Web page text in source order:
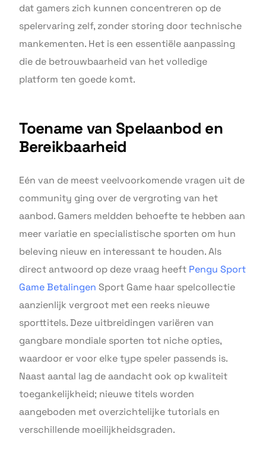
dat gamers zich kunnen concentreren op de
spelervaring zelf, zonder storing door technische
mankementen. Het is een essentiële aanpassing
die de betrouwbaarheid van het volledige
platform ten goede komt.
Toename van Spelaanbod en
Bereikbaarheid
Eén van de meest veelvoorkomende vragen uit de
community ging over de vergroting van het
aanbod. Gamers meldden behoefte te hebben aan
meer variatie en specialistische sporten om hun
beleving nieuw en interessant te houden. Als
direct antwoord op deze vraag heeft Pengu Sport
Game Betalingen Sport Game haar spelcollectie
aanzienlijk vergroot met een reeks nieuwe
sporttitels. Deze uitbreidingen variëren van
gangbare mondiale sporten tot niche opties,
waardoor er voor elke type speler passends is.
Naast aantal lag de aandacht ook op kwaliteit
toegankelijkheid; nieuwe titels worden
aangeboden met overzichtelijke tutorials en
verschillende moeilijkheidsgraden.